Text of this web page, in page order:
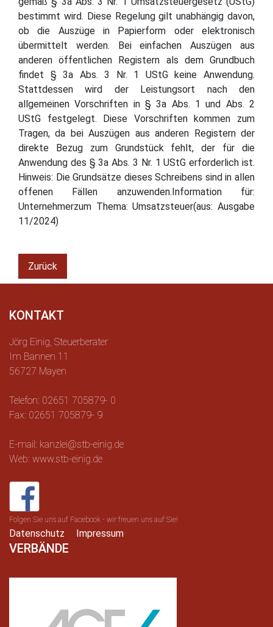
bestimmt wird. Diese Regelung gilt unabhängig davon,
ob die Auszüge in Papierform oder elektronisch
übermittelt werden. Bei einfachen Auszügen aus
anderen öffentlichen Registern als dem Grundbuch
findet § 3a Abs. 3 Nr. 1 UStG keine Anwendung.
Stattdessen wird der Leistungsort nach den
allgemeinen Vorschriften in § 3a Abs. 1 und Abs. 2
UStG festgelegt. Diese Vorschriften kommen zum
Tragen, da bei Auszügen aus anderen Registern der
direkte Bezug zum Grundstück fehlt, der für die
Anwendung des § 3a Abs. 3 Nr. 1 UStG erforderlich ist.
Hinweis: Die Grundsätze dieses Schreibens sind in allen
offenen Fällen anzuwenden.Information für:
Unternehmerzum Thema: Umsatzsteuer(aus: Ausgabe
11/2024)
Zurück
KONTAKT
Jörg Einig, Steuerberater
Im Bannen 11
56727 Mayen
Telefon: 02651 705879- 0
Fax: 02651 705879- 9
E-mail: kanzlei@stb-einig.de
Web: www.stb-einig.de
Folgen Sie uns auf Facebook - wir freuen uns auf Sie!
Datenschutz Impressum
VERBÄNDE